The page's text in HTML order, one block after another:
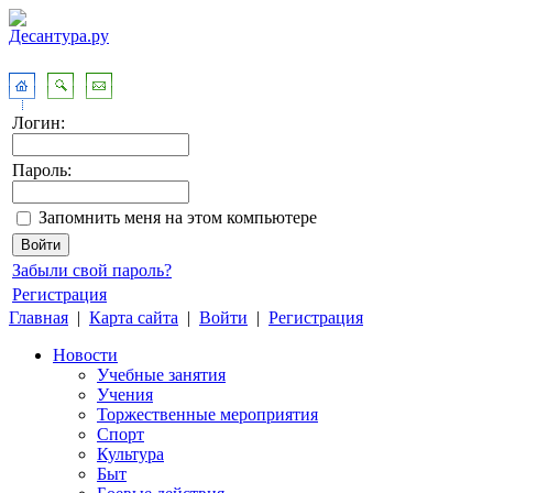
Логин:
Пароль:
Запомнить меня на этом компьютере
Забыли свой пароль?
Регистрация
Главная | Карта сайта | Войти | Регистрация
Новости
Учебные занятия
Учения
Торжественные мероприятия
Спорт
Культура
Быт